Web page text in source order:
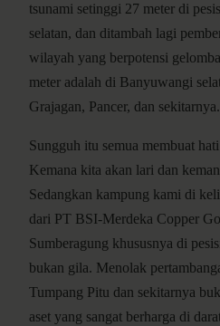
tsunami setinggi 27 meter di
selatan, dan ditambah lagi
wilayah yang berpotensi
meter adalah di Banyuwangi
Grajagan, Pancer, dan sekitarnya.
Sungguh itu semua membuat
Kemana kita akan lari dan
Sedangkan kampung kami di
dari PT BSI-Merdeka Copper
Sumberagung khususnya di
bukan gila. Menolak
Tumpang Pitu dan sekitarnya
aset yang sangat berharga di